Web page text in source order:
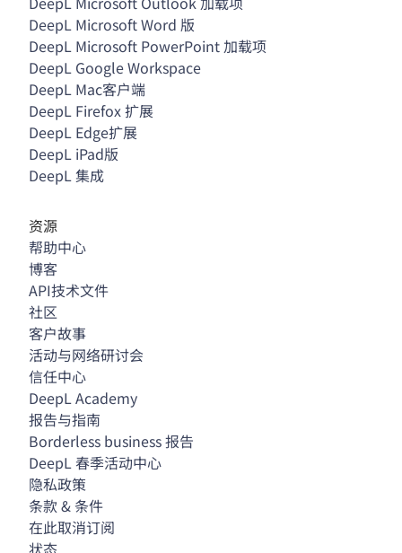
DeepL Microsoft Word 版
DeepL Microsoft PowerPoint 加载项
DeepL Google Workspace
DeepL Mac客户端
DeepL Firefox 扩展
DeepL Edge扩展
DeepL iPad版
DeepL 集成
资源
帮助中心
博客
API技术文件
社区
客户故事
活动与网络研讨会
信任中心
DeepL Academy
报告与指南
Borderless business 报告
DeepL 春季活动中心
隐私政策
条款 & 条件
在此取消订阅